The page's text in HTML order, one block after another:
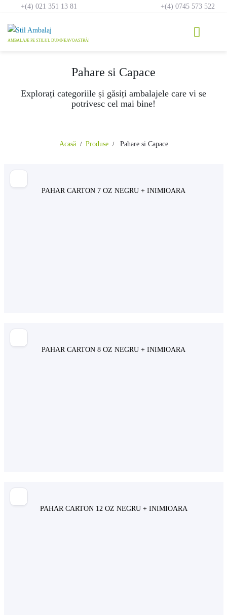
content
+(4) 021 351 13 81 +(4) 0745 573 522
Pahare si Capace
Explorați categoriile și găsiți ambalajele care vi se
potrivesc cel mai bine!
Acasă Produse Pahare si Capace
PAHAR CARTON 7 OZ NEGRU + INIMIOARA
PAHAR CARTON 8 OZ NEGRU + INIMIOARA
PAHAR CARTON 12 OZ NEGRU + INIMIOARA